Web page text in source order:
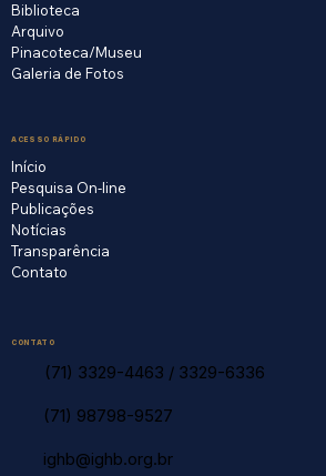
Biblioteca
Arquivo
Pinacoteca/Museu
Galeria de Fotos
ACESSO RÁPIDO
Início
Pesquisa On-line
Publicações
Notícias
Transparência
Contato
CONTATO
(71) 3329-4463 / 3329-6336
(71) 98798-9527
ighb@ighb.org.br